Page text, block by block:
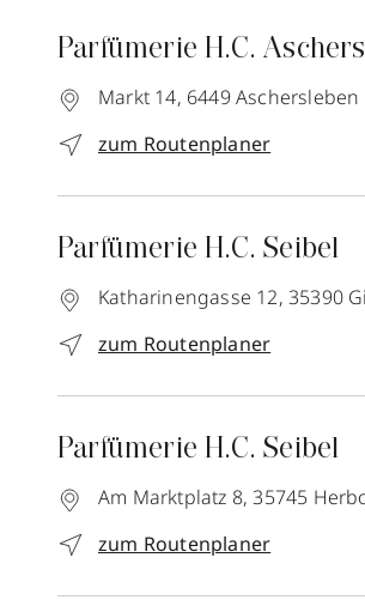
Parfümerie H.C.
Markt 14, 6449Aschersleben
zum Routenplaner
Parfümerie H.C. Seibel
Katharinengasse 12, 35390
zum Routenplaner
Parfümerie H.C. Seibel
Am Marktplatz 8, 35745
zum Routenplaner